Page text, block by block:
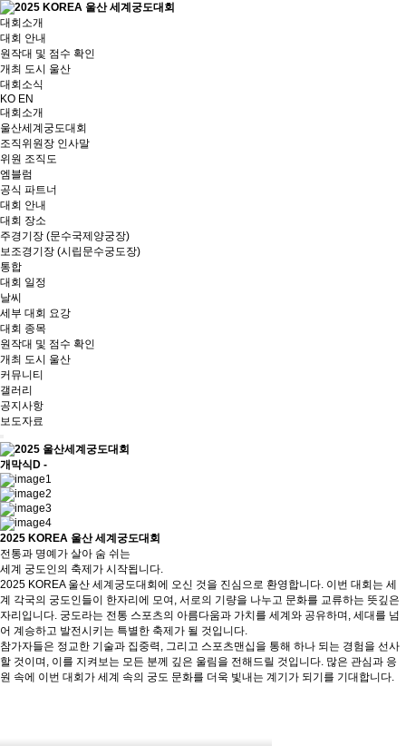
대회소개
대회 안내
원작대 및 점수 확인
개최 도시 울산
대회소식
KO EN
대회소개
울산세계궁도대회
조직위원장 인사말
위원 조직도
엠블럼
공식 파트너
대회 안내
대회 장소
주경기장 (문수국제양궁장)
보조경기장 (시립문수궁도장)
통합
대회 일정
날씨
세부 대회 요강
대회 종목
원작대 및 점수 확인
개최 도시 울산
커뮤니티
갤러리
공지사항
보도자료
개막식 D -
2025 KOREA 울산 세계궁도대회
전통과 명예가 살아 숨 쉬는
세계 궁도인의 축제가 시작됩니다.
2025 KOREA 울산 세계궁도대회에 오신 것을 진심으로 환영합니다. 이번 대회는 세
계 각국의 궁도인들이 한자리에 모여, 서로의 기량을 나누고 문화를 교류하는 뜻깊은
자리입니다. 궁도라는 전통 스포츠의 아름다움과 가치를 세계와 공유하며, 세대를 넘
어 계승하고 발전시키는 특별한 축제가 될 것입니다.
참가자들은 정교한 기술과 집중력, 그리고 스포츠맨십을 통해 하나 되는 경험을 선사
할 것이며, 이를 지켜보는 모든 분께 깊은 울림을 전해드릴 것입니다. 많은 관심과 응
원 속에 이번 대회가 세계 속의 궁도 문화를 더욱 빛내는 계기가 되기를 기대합니다.